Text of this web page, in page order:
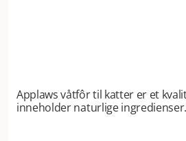
Applaws våtfôr til katter er et
inneholder naturlige ingredienser.